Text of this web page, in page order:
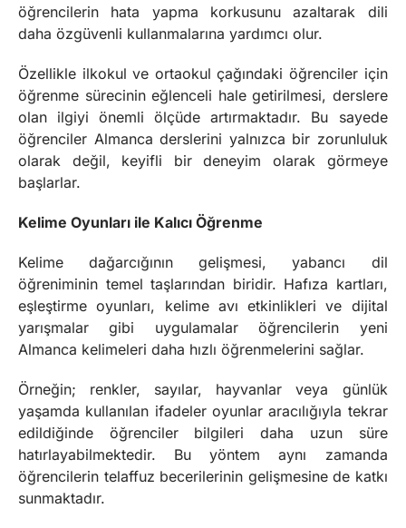
öğrencilerin hata yapma korkusunu azaltarak dili
daha özgüvenli kullanmalarına yardımcı olur.
Özellikle ilkokul ve ortaokul çağındaki öğrenciler için
öğrenme sürecinin eğlenceli hale getirilmesi, derslere
olan ilgiyi önemli ölçüde artırmaktadır. Bu sayede
öğrenciler Almanca derslerini yalnızca bir zorunluluk
olarak değil, keyifli bir deneyim olarak görmeye
başlarlar.
Kelime Oyunları ile Kalıcı Öğrenme
Kelime dağarcığının gelişmesi, yabancı dil
öğreniminin temel taşlarından biridir. Hafıza kartları,
eşleştirme oyunları, kelime avı etkinlikleri ve dijital
yarışmalar gibi uygulamalar öğrencilerin yeni
Almanca kelimeleri daha hızlı öğrenmelerini sağlar.
Örneğin; renkler, sayılar, hayvanlar veya günlük
yaşamda kullanılan ifadeler oyunlar aracılığıyla tekrar
edildiğinde öğrenciler bilgileri daha uzun süre
hatırlayabilmektedir. Bu yöntem aynı zamanda
öğrencilerin telaffuz becerilerinin gelişmesine de katkı
sunmaktadır.